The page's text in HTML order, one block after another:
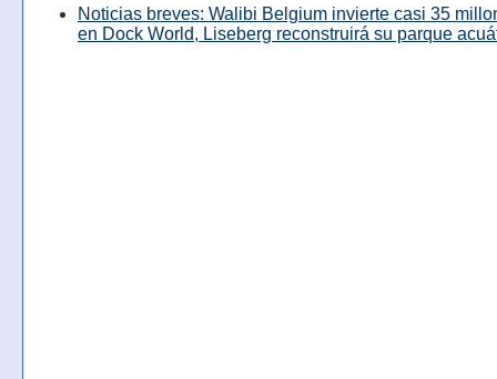
Noticias breves: Walibi Belgium invierte casi 35
en Dock World, Liseberg reconstruirá su parque